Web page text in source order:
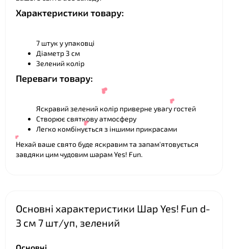
Характеристики товару:
7 штук у упаковці
Діаметр 3 см
Зелений колір
Переваги товару:
Яскравий зелений колір приверне увагу гостей
Створює святкову атмосферу
Легко комбінується з іншими прикрасами
Нехай ваше свято буде яскравим та запам'ятовується
завдяки цим чудовим шарам Yes! Fun.
Основні характеристики Шар Yes! Fun d-
3 cм 7 шт/уп, зелений
❤
❤
❤